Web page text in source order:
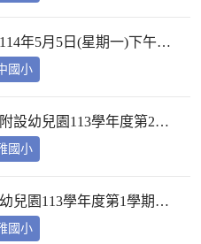
臺中市東區臺中國小謹訂於114年5月5日(星期一)下午2時10分於本校校長室，召開教評會審查114學年度市內介聘調入本校教師資格
國小
臺中市大雅區大雅國民小學附設幼兒園113學年度第2學期【特教學生助理員】第1次甄選簡章公告
國小
臺中市大雅區大雅國小附設幼兒園113學年度第1學期【代理教師】招考甄選錄取公告，已足額錄取，不續辦甄選作業。
國小